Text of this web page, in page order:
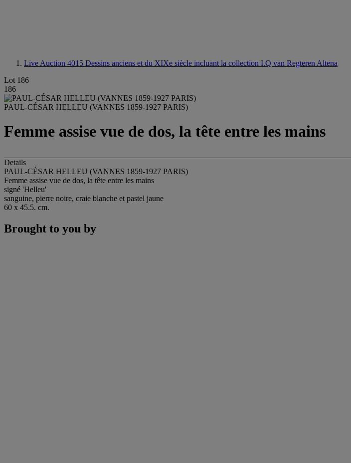
Live Auction 4015 Dessins anciens et du XIXe siècle incluant la collection I.Q van Regteren Altena
Lot 186
186
PAUL-CÉSAR HELLEU (VANNES 1859-1927 PARIS)
Femme assise vue de dos, la tête entre les mains
Details
PAUL-CÉSAR HELLEU (VANNES 1859-1927 PARIS)
Femme assise vue de dos, la tête entre les mains
signé 'Helleu'
sanguine, pierre noire, craie blanche et pastel jaune
60 x 45.5. cm.
Brought to you by